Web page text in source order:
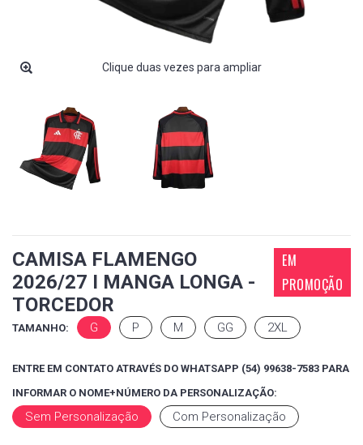
Clique duas vezes para ampliar
CAMISA FLAMENGO
2026/27 I MANGA LONGA -
TORCEDOR
EM
PROMOÇÃO
TAMANHO: G P M GG 2XL
ENTRE EM CONTATO ATRAVÉS DO WHATSAPP (54) 99638-7583 PARA
INFORMAR O NOME+NÚMERO DA PERSONALIZAÇÃO:
Sem Personalização Com Personalização